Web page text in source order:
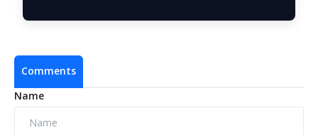
Comments
Name